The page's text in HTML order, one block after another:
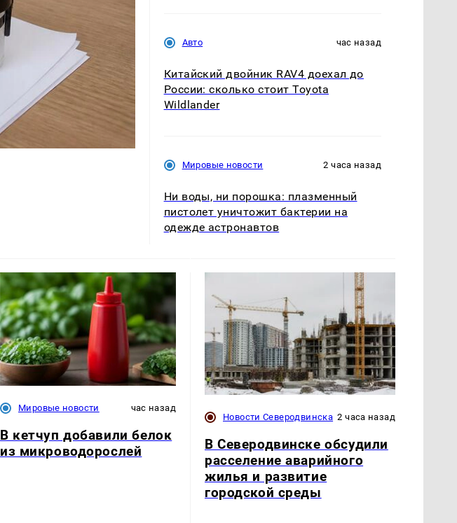
Авто час назад
Китайский двойник RAV4 доехал до
России: сколько стоит Toyota
Wildlander
Мировые новости 2 часа назад
Ни воды, ни порошка: плазменный
пистолет уничтожит бактерии на
одежде астронавтов
Мировые новости час назад
В кетчуп добавили белок
из микроводорослей
Новости Северодвинска 2 часа назад
В Северодвинске обсудили
расселение аварийного
жилья и развитие
городской среды